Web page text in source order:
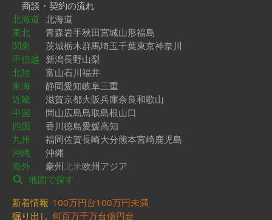
商談・契約の流れ
北海道 北海道
東北
青森岩手秋田宮城山形福島
関東
茨城栃木群馬埼玉千葉東京神奈川
甲信越 新潟長野山梨
北陸
富山石川福井
東海
静岡愛知岐阜三重
近畿
滋賀京都大阪兵庫奈良和歌山
中国
岡山広島鳥取島根山口
四国
香川徳島愛媛高知
九州
福岡佐賀長崎大分熊本宮崎鹿児島
沖縄
沖縄
海外
豪州北米欧州アジア
地図で探す
新着情報 100万円台100万円未満
掘り出し 何百万千万台億円台